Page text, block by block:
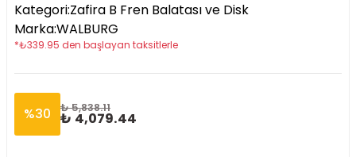
Kategori:Zafira B Fren Balatası ve Disk
Marka:WALBURG
*₺339.95 den başlayan taksitlerle
%30 ₺ 5,838.11
₺ 4,079.44